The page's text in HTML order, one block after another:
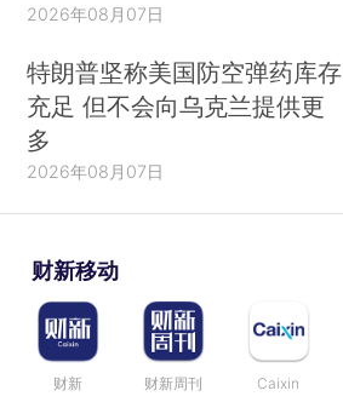
2026年08月07日
特朗普坚称美国防空弹药库存
充足 但不会向乌克兰提供更
多
2026年08月07日
财新移动
财新 财新周刊 Caixin